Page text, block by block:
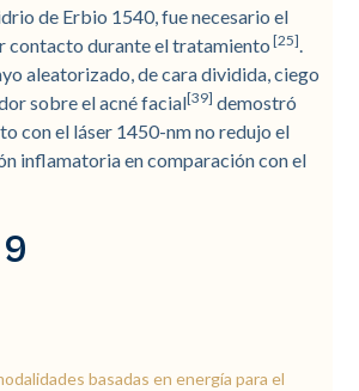
de Erbio 1540, fue necesario el
contacto durante el tratamiento [25]
aleatorizado, de cara dividida, ciego
sobre el acné facial[39] demostró
con el láser 1450-nm no redujo el
inflamatoria en comparación con el
basadas en energía para el